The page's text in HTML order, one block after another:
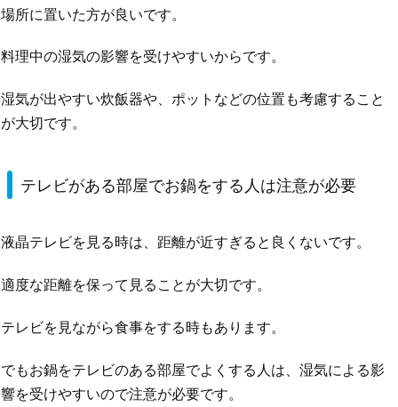
場所に置いた方が良いです。
料理中の湿気の影響を受けやすいからです。
湿気が出やすい炊飯器や、ポットなどの位置も考慮すること
が大切です。
テレビがある部屋でお鍋をする人は注意が必要
液晶テレビを見る時は、距離が近すぎると良くないです。
適度な距離を保って見ることが大切です。
テレビを見ながら食事をする時もあります。
でもお鍋をテレビのある部屋でよくする人は、湿気による影
響を受けやすいので注意が必要です。